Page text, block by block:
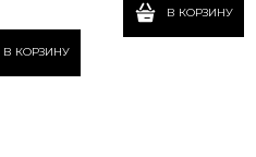
В КОРЗИНУ
В КОРЗИНУ